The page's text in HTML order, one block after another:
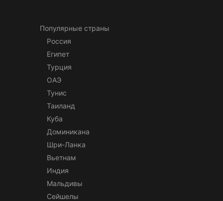
Популярные страны
Россия
Египет
Турция
ОАЭ
Тунис
Таиланд
Куба
Доминикана
Шри-Ланка
Вьетнам
Индия
Мальдивы
Сейшелы